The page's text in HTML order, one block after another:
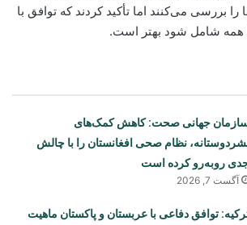
را بررسی می‌کنند اما تأکید کردند که توافق با
همه شامل شود بهتر است.
جهانی صحت: کاهش کمک‌های
نظام صحی افغانستان را با چالش
روبه‌رو کرده است
آگست 7, 2026
توافق دفاعی با عربستان و پاکستان ماهیت